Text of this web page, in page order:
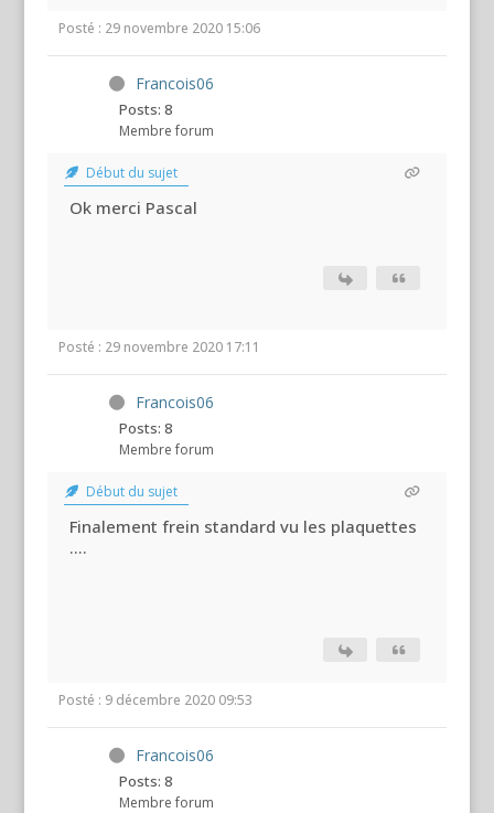
Posté : 29 novembre 2020 15:06
Francois06
Posts: 8
Membre forum
Début du sujet
Ok merci Pascal
Posté : 29 novembre 2020 17:11
Francois06
Posts: 8
Membre forum
Début du sujet
Finalement frein standard vu les plaquettes
....
Posté : 9 décembre 2020 09:53
Francois06
Posts: 8
Membre forum